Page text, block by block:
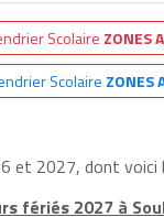
Scolaire ZONES
Scolaire ZONES
et 2027, dont voici
fériés 2027 à